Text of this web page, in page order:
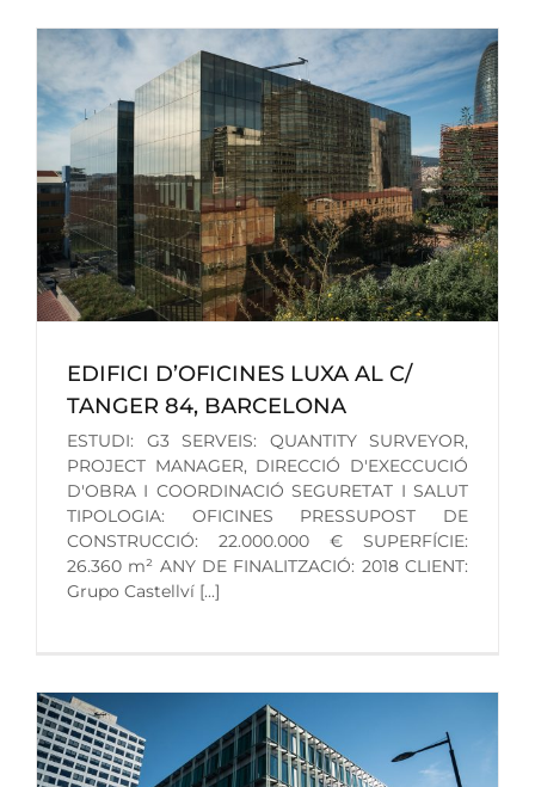
EDIFICI D’OFICINES LUXA AL C/
TANGER 84, BARCELONA
ESTUDI: G3 SERVEIS: QUANTITY SURVEYOR,
PROJECT MANAGER, DIRECCIÓ D'EXECCUCIÓ
D'OBRA I COORDINACIÓ SEGURETAT I SALUT
TIPOLOGIA: OFICINES PRESSUPOST DE
CONSTRUCCIÓ: 22.000.000 € SUPERFÍCIE:
26.360 m² ANY DE FINALITZACIÓ: 2018 CLIENT:
Grupo Castellví [...]